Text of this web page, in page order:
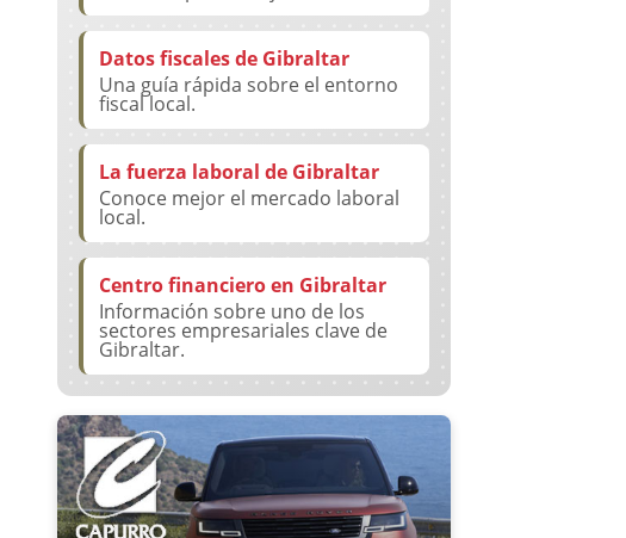
Datos fiscales de Gibraltar
Una guía rápida sobre el entorno
fiscal local.
La fuerza laboral de Gibraltar
Conoce mejor el mercado laboral
local.
Centro financiero en Gibraltar
Información sobre uno de los
sectores empresariales clave de
Gibraltar.